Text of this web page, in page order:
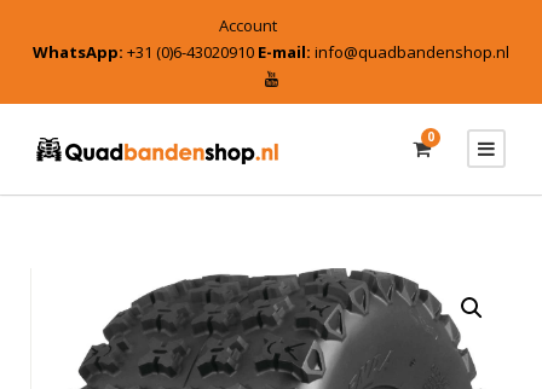
Account
WhatsApp: +31 (0)6-43020910 E-mail: info@quadbandenshop.nl
0